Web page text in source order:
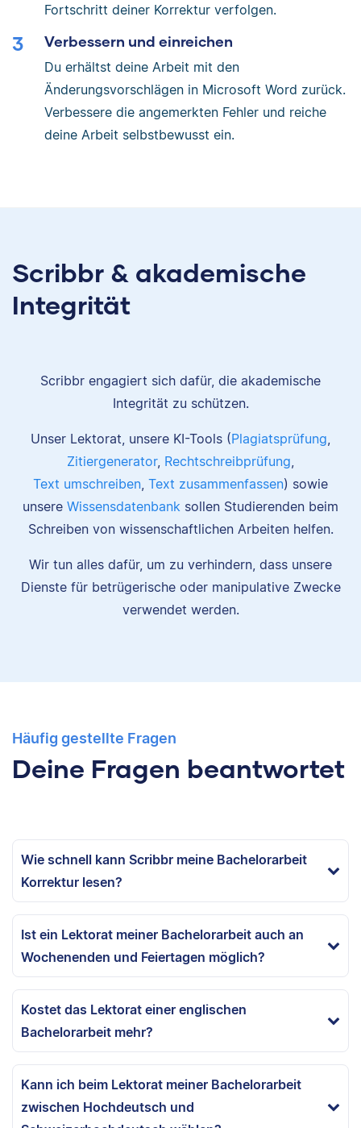
Fortschritt deiner Korrektur verfolgen.
Verbessern und einreichen
Du erhältst deine Arbeit mit den
Änderungsvorschlägen in Microsoft Word zurück.
Verbessere die angemerkten Fehler und reiche
deine Arbeit selbstbewusst ein.
Scribbr & akademische
Integrität
Scribbr engagiert sich dafür, die akademische
Integrität zu schützen.
Unser Lektorat, unsere KI-Tools (Plagiatsprüfung
Zitiergenerator, Rechtschreibprüfung
Text umschreiben Text zusammenfassen) sowie
unsere Wissensdatenbank sollen Studierenden beim
Schreiben von wissenschaftlichen Arbeiten helfen.
Wir tun alles dafür, um zu verhindern, dass unsere
Dienste für betrügerische oder manipulative Zwecke
verwendet werden.
Häufig gestellte Fragen
Deine Fragen beantwortet
Wie schnell kann Scribbr meine Bachelorarbeit
Korrektur lesen?
Ist ein Lektorat meiner Bachelorarbeit auch an
Wochenenden und Feiertagen möglich?
Kostet das Lektorat einer englischen
Bachelorarbeit mehr?
Kann ich beim Lektorat meiner Bachelorarbeit
zwischen Hochdeutsch und